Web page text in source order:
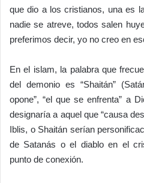
que dio a los cristianos, una es
nadie se atreve, todos salen
preferimos decir, yo no creo en
En el islam, la palabra que
del demonio es “Shaitán”
opone”, “el que se enfrenta” a
designaría a aquel que “causa
Iblis, o Shaitán serían
de Satanás o el diablo en el
punto de conexión.